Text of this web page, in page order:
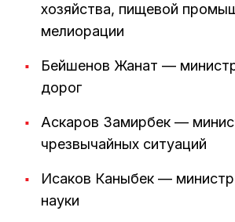
хозяйства, пищевой
мелиорации
Бейшенов Жанат —
дорог
Аскаров Замирбек —
чрезвычайных ситуаций
Исаков Каныбек — министр
науки